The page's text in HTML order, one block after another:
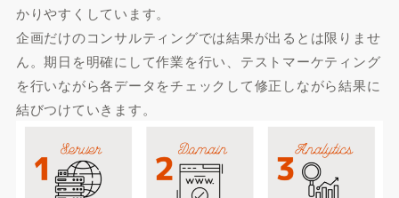
かりやすくしています。
企画だけのコンサルティングでは結果が出るとは限りませ
ん。期日を明確にして作業を行い、テストマーケティング
を行いながら各データをチェックして修正しながら結果に
結びつけていきます。